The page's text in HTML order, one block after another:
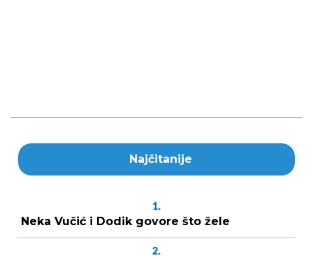
Najčitanije
1.
Neka Vučić i Dodik govore što žele
2.